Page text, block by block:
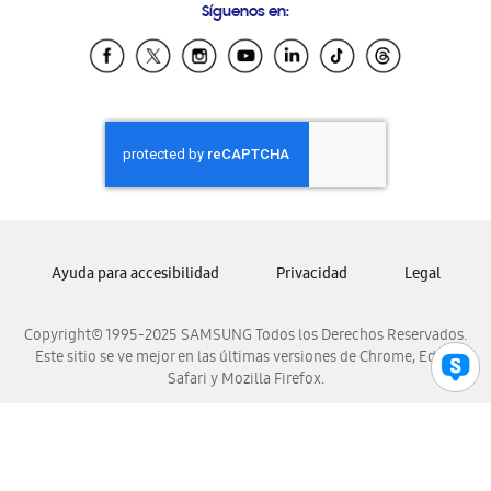
Samsung Ecuador
Samsung El Salvador
Samsung Honduras
Samsung Nicaragua
Samsung Panamá
Samsung Venezuela
Síguenos en:
Copyright© 1995-2025 SAMSUNG Todos los Derechos Reservados.
Este sitio se ve mejor en las últimas versiones de Chrome, Edge,
Safari y Mozilla Firefox.
Ayuda para accesibilidad Privacidad Legal